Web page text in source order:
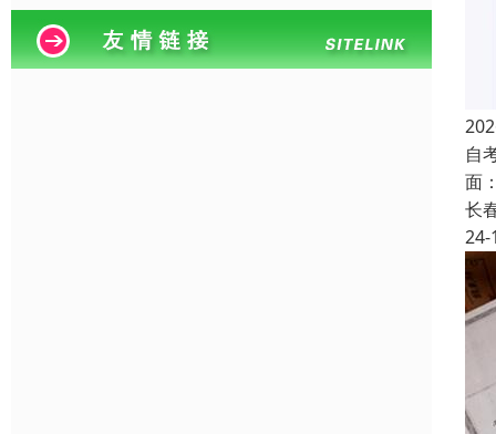
自
面
长
24-